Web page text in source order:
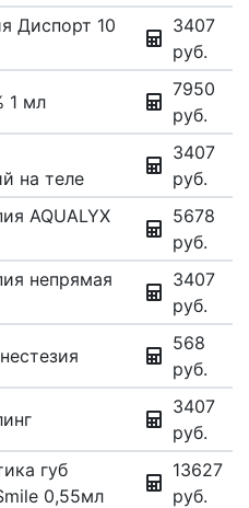
Диспорт 10
3407
руб.
1 мл
7950
руб.
на теле
3407
руб.
AQUALYX
5678
руб.
непрямая
3407
руб.
568
руб.
3407
руб.
губ
0,55мл
13627
руб.